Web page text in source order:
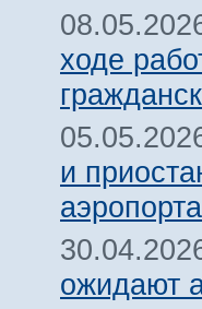
ходе
и
ожидают